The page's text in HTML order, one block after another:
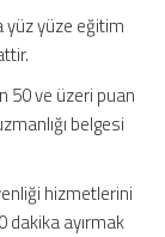
yüz yüze eğitim
50 ve üzeri puan
belgesi
hizmetlerini
dakika ayırmak